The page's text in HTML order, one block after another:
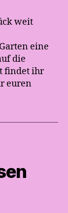
weit
eine
die
findet ihr
euren